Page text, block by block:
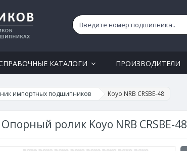
КАТАЛОГИ ПРОИЗВОДИТЕЛИ
импортных подшипников Koyo NRB CRSBE-48
Опорный ролик Koyo NRB CRSBE-48